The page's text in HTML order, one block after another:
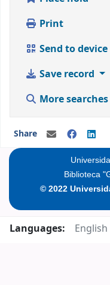
Print
Send to device
Save record
More searches
Share
Biblioteca
© 2022
Languages: English